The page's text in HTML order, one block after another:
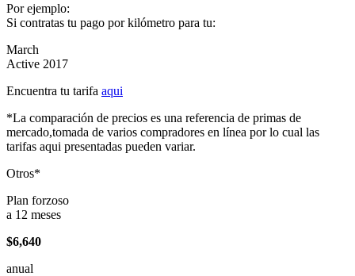
Por ejemplo:
Si contratas tu pago por kilómetro para tu:
March
Active 2017
Encuentra tu tarifa aqui
*La comparación de precios es una referencia de primas de
mercado,tomada de varios compradores en línea por lo cual las
tarifas aqui presentadas pueden variar.
Otros*
Plan forzoso
a 12 meses
$6,640
anual